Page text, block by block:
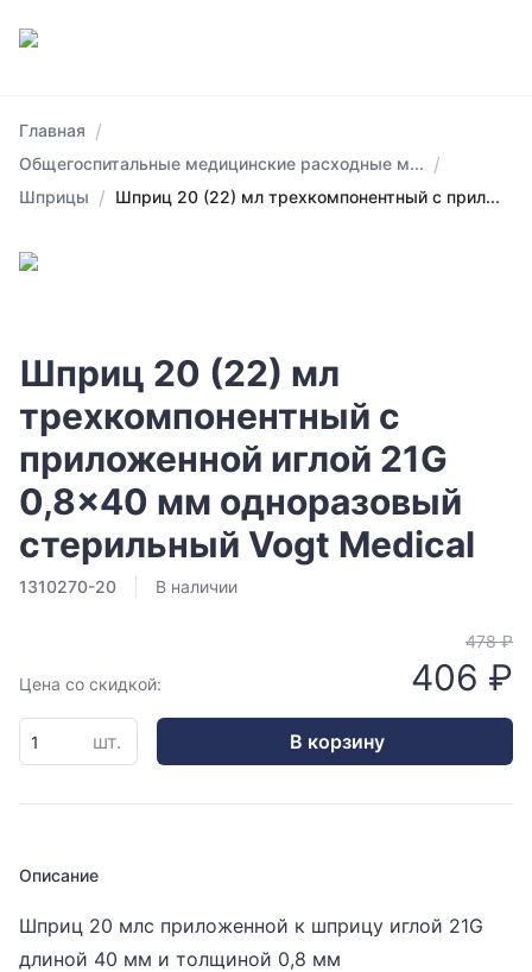
Главная /
Общегоспитальные медицинские расходные м... /
Шприцы / Шприц 20 (22) мл трехкомпонентный с прил...
Шприц 20 (22) мл
трехкомпонентный с
приложенной иглой 21G
0,8x40 мм одноразовый
стерильный Vogt Medical
1310270-20 В наличии
Цена со скидкой:
478 ₽
406 ₽
шт. В корзину
Описание
Шприц 20 млс приложенной к шприцу иглой 21G
длиной 40 мм и толщиной 0,8 мм